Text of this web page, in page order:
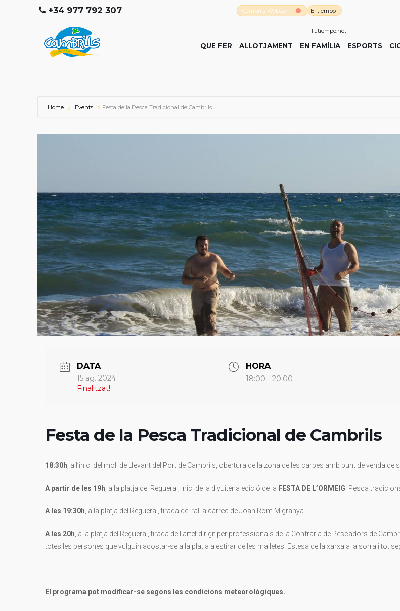
+34 977 792 307 Cambrils Webcam
El tiempo
-
Tutiempo.net
QUE FER ALLOTJAMENT EN FAMÍLIA ESPORTS
Home Events Festa de la Pesca Tradicional de Cambrils
DATA
15 ag. 2024
Finalitzat!
HORA
18:00 - 20:00
Festa de la Pesca Tradicional de Cambrils
18:30h , a l’inici del moll de Llevant del Port de Cambrils, obertura de la zona de les carpes amb punt de venda de
A partir de les 19h , a la platja del Regueral, inici de la divuitena edició de la FESTA DE L’ORMEIG . Pesca
A les 19:30h , a la platja del Regueral, tirada del rall a càrrec de Joan Rom Migranya
A les 20h , a la platja del Regueral, tirada de l’artet dirigit per professionals de la Confraria de Pescadors de
totes les persones que vulguin acostar-se a la platja a estirar de les malletes. Estesa de la xarxa a la sorra i tot
El programa pot modificar-se segons les condicions meteorològiques.